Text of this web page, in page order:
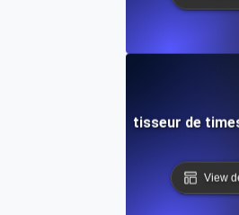
Convertisseur de
View